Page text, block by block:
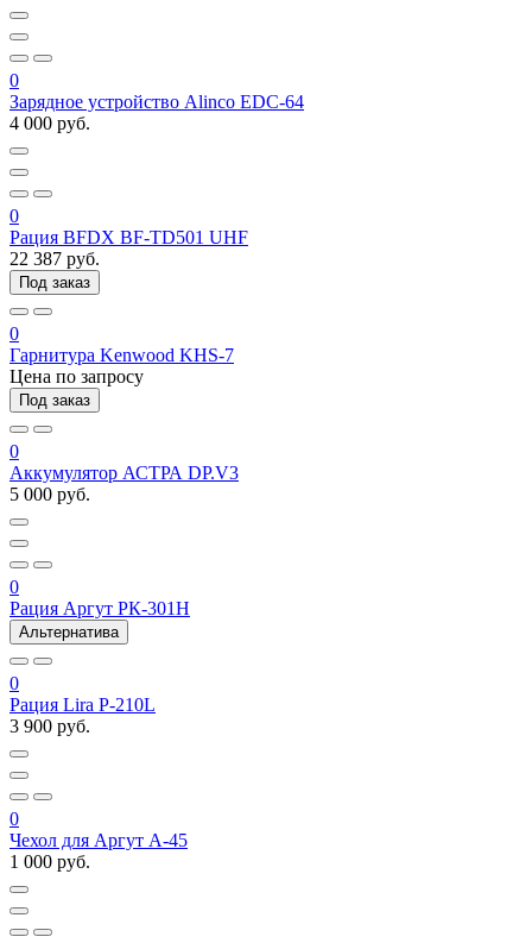
0
Зарядное устройство Alinco EDC-64
4 000 руб.
0
Рация BFDX BF-TD501 UHF
22 387 руб.
Под заказ
0
Гарнитура Kenwood KHS-7
Цена по запросу
Под заказ
0
Аккумулятор АСТРА DP.V3
5 000 руб.
0
Рация Аргут РК-301Н
Альтернатива
0
Рация Lira P-210L
3 900 руб.
0
Чехол для Аргут А-45
1 000 руб.